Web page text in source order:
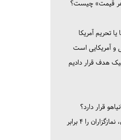
هر قیمت» چیست؟
تحریم‌ آمریکا
و آمریکایی است
هدف قرار دادیم
قرار دارد؟
امام جماعت این مسجد در ۳ سال، نمازگزاران را ۴ برابر